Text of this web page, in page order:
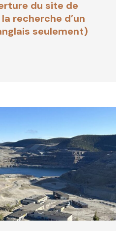
du site de
recherche d’un
seulement)